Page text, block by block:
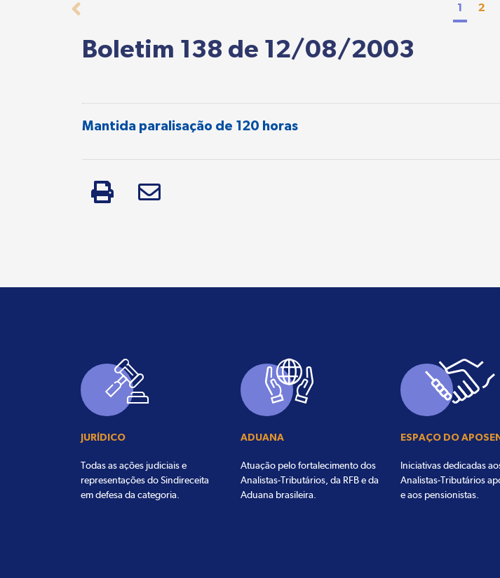
1 2
Boletim 138 de 12/08/2003
Mantida paralisação de 120 horas
JURÍDICO
Todas as ações judiciais e
representações do Sindireceita
em defesa da categoria.
ADUANA
Atuação pelo fortalecimento dos
Analistas-Tributários, da RFB e da
Aduana brasileira.
ESPAÇO DO
Iniciativas dedicadas
Analistas-Tributários
e aos pensionistas.